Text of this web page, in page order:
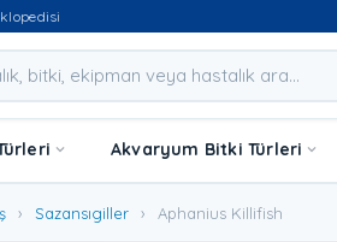
Akvaryum Bitki Türleri
› Sazansıgiller › Aphanius Killifish